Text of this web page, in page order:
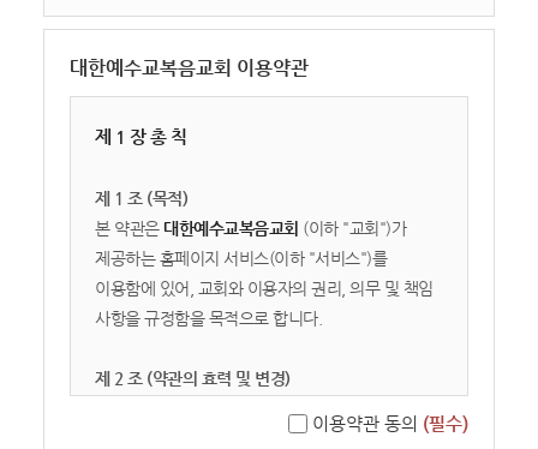
대한예수교복음교회 이용약관
제 1 장 총 칙
제 1 조 (목적)
본 약관은 대한예수교복음교회 (이하 "교회")가
제공하는 홈페이지 서비스(이하 "서비스")를
이용함에 있어, 교회와 이용자의 권리, 의무 및 책임
사항을 규정함을 목적으로 합니다.
제 2 조 (약관의 효력 및 변경)
방법으로 공시함으로써 효력이 발생합니다.
이용약관 동의 (필수)